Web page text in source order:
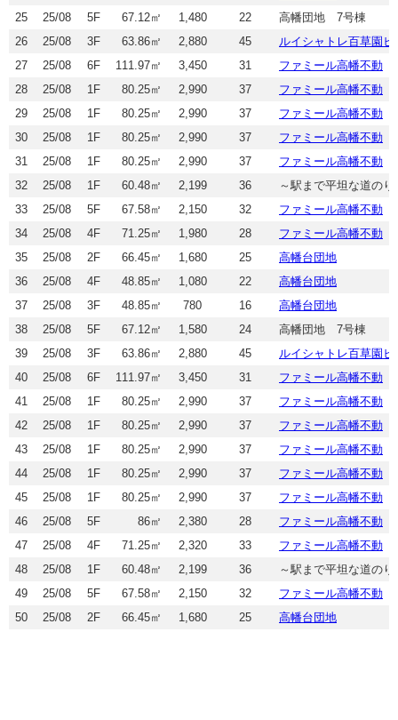
25 25/08 5F 67.12㎡ 1,480 22 高幡団地 7号棟
26 25/08 3F 63.86㎡ 2,880 45 ルイシャトレ百草園ヒ
27 25/08 6F 111.97㎡ 3,450 31 ファミール高幡不動
28 25/08 1F 80.25㎡ 2,990 37 ファミール高幡不動
29 25/08 1F 80.25㎡ 2,990 37 ファミール高幡不動
30 25/08 1F 80.25㎡ 2,990 37 ファミール高幡不動
31 25/08 1F 80.25㎡ 2,990 37 ファミール高幡不動
32 25/08 1F 60.48㎡ 2,199 36 ～駅まで平坦な道のり
33 25/08 5F 67.58㎡ 2,150 32 ファミール高幡不動
34 25/08 4F 71.25㎡ 1,980 28 ファミール高幡不動
35 25/08 2F 66.45㎡ 1,680 25 高幡台団地
36 25/08 4F 48.85㎡ 1,080 22 高幡台団地
37 25/08 3F 48.85㎡ 780 16 高幡台団地
38 25/08 5F 67.12㎡ 1,580 24 高幡団地 7号棟
39 25/08 3F 63.86㎡ 2,880 45 ルイシャトレ百草園ヒ
40 25/08 6F 111.97㎡ 3,450 31 ファミール高幡不動
41 25/08 1F 80.25㎡ 2,990 37 ファミール高幡不動
42 25/08 1F 80.25㎡ 2,990 37 ファミール高幡不動
43 25/08 1F 80.25㎡ 2,990 37 ファミール高幡不動
44 25/08 1F 80.25㎡ 2,990 37 ファミール高幡不動
45 25/08 1F 80.25㎡ 2,990 37 ファミール高幡不動
46 25/08 5F 86㎡ 2,380 28 ファミール高幡不動
47 25/08 4F 71.25㎡ 2,320 33 ファミール高幡不動
48 25/08 1F 60.48㎡ 2,199 36 ～駅まで平坦な道のり
49 25/08 5F 67.58㎡ 2,150 32 ファミール高幡不動
50 25/08 2F 66.45㎡ 1,680 25 高幡台団地